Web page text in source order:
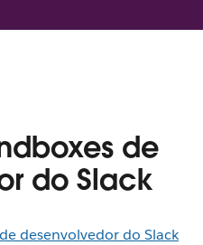
de
do Slack
desenvolvedor do Slack